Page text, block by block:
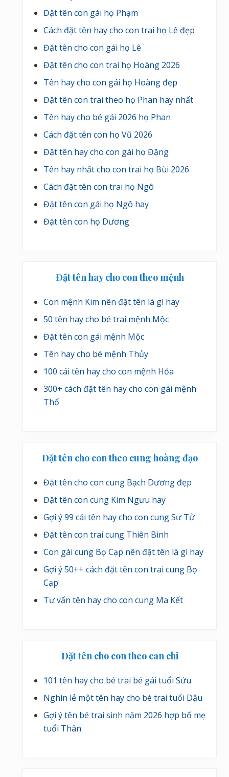
Đặt tên con gái họ Phạm
Cách đặt tên hay cho con trai họ Lê đẹp
Đặt tên cho con gái họ Lê
Đặt tên cho con trai họ Hoàng 2026
Tên hay cho con gái họ Hoàng đẹp
Đặt tên con trai theo họ Phan hay nhất
Tên hay cho bé gái 2026 họ Phan
Cách đặt tên con họ Vũ 2026
Đặt tên hay cho con gái họ Đặng
Tên hay nhất cho con trai họ Bùi 2026
Cách đặt tên con trai họ Ngô
Đặt tên con gái họ Ngô hay
Đặt tên con họ Dương
Đặt tên hay cho con theo mệnh
Con mệnh Kim nên đặt tên là gì hay
50 tên hay cho bé trai mệnh Mộc
Đặt tên con gái mệnh Mộc
Tên hay cho bé mệnh Thủy
100 cái tên hay cho con mệnh Hỏa
300+ cách đặt tên hay cho con gái mệnh
Thổ
Đặt tên cho con theo cung hoàng đạo
Đặt tên cho con cung Bạch Dương đẹp
Đặt tên con cung Kim Ngưu hay
Gợi ý 99 cái tên hay cho con cung Sư Tử
Đặt tên con trai cung Thiên Bình
Con gái cung Bọ Cạp nên đặt tên là gì hay
Gợi ý 50++ cách đặt tên con trai cung Bọ
Cạp
Tư vấn tên hay cho con cung Ma Kết
Đặt tên cho con theo can chi
101 tên hay cho bé trai bé gái tuổi Sửu
Nghìn lẻ một tên hay cho bé trai tuổi Dậu
Gợi ý tên bé trai sinh năm 2026 hợp bố mẹ
tuổi Thân